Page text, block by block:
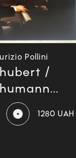
Pollini
/
1280 UAH